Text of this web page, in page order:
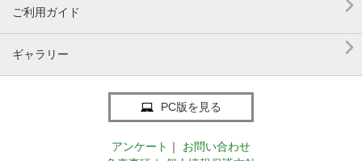
ご利用ガイド 
ギャラリー 
PC版を見る
アンケート ｜
お問い合わせ